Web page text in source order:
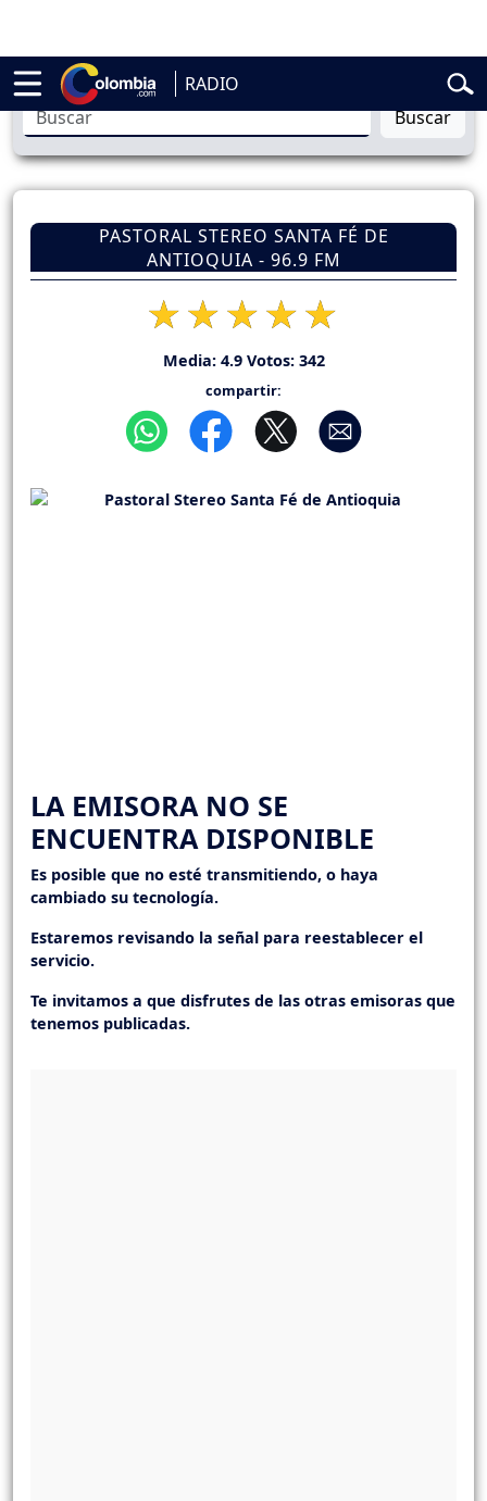
RADIO
de la Espriella Vuelta a Colombia
Buscar
PASTORAL STEREO SANTA FÉ DE
ANTIOQUIA - 96.9 FM
Media: 4.9Votos: 342
compartir:
LA EMISORA NO SE
ENCUENTRA DISPONIBLE
Es posible que no esté transmitiendo, o haya
cambiado su tecnología.
Estaremos revisando la señal para reestablecer el
servicio.
Te invitamos a que disfrutes de las otras emisoras que
tenemos publicadas.